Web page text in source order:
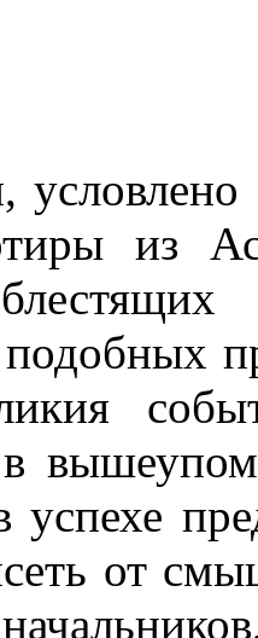
из
успехе
от